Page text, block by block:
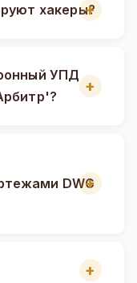
хакеры?
УПД
DWG